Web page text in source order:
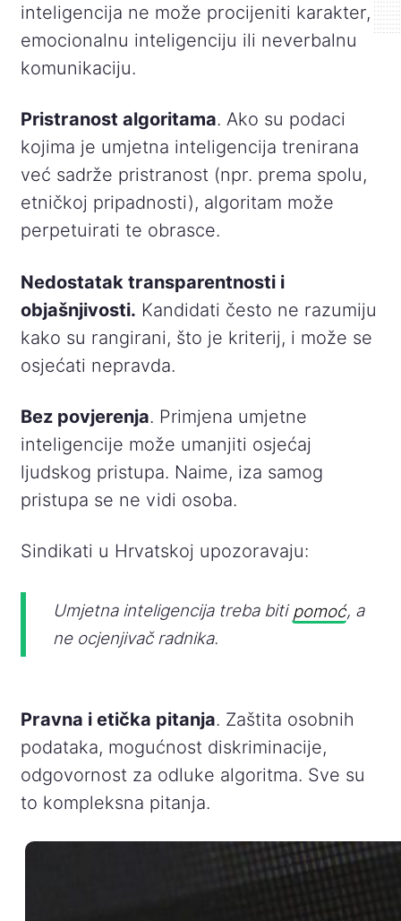
inteligencija ne može procijeniti karakter,
emocionalnu inteligenciju ili neverbalnu
komunikaciju.
Pristranost algoritama. Ako su podaci
kojima je umjetna inteligencija trenirana
već sadrže pristranost (npr. prema spolu,
etničkoj pripadnosti), algoritam može
perpetuirati te obrasce.
Nedostatak transparentnosti i
objašnjivosti. Kandidati često ne razumiju
kako su rangirani, što je kriterij, i može se
osjećati nepravda.
Bez povjerenja. Primjena umjetne
inteligencije može umanjiti osjećaj
ljudskog pristupa. Naime, iza samog
pristupa se ne vidi osoba.
Sindikati u Hrvatskoj upozoravaju:
Umjetna inteligencija treba biti pomoć, a
ne ocjenjivač radnika.
Pravna i etička pitanja. Zaštita osobnih
podataka, mogućnost diskriminacije,
odgovornost za odluke algoritma. Sve su
to kompleksna pitanja.